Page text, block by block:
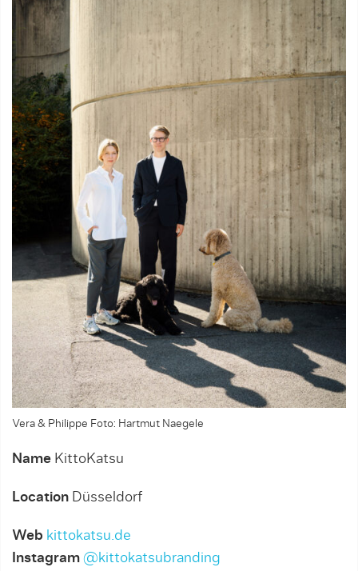
Vera & Philippe Foto: Hartmut Naegele
Name KittoKatsu
Location Düsseldorf
Web kittokatsu.de
Instagram @kittokatsubranding